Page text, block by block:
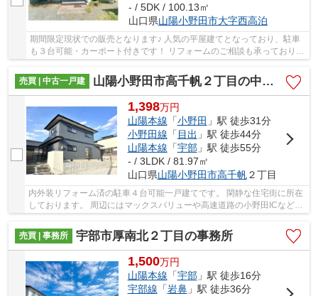
- / 5DK / 100.13㎡
山口県山陽小野田市大字西高泊
期間限定現状での販売となります♪ 人気の平屋建てとなっており、駐車
も３台可能・カーポート付きです！ リフォームのご相談も承っておりま
すので、お気軽にご相談ください。
売買 | 中古一戸建
山陽小野田市高千帆２丁目の中古一戸建
1,398万円
山陽本線 「小野田 」駅 徒歩31分
小野田線 「 目出 」駅 徒歩44分
山陽本線 「宇部」駅 徒歩55分
- / 3LDK / 81.97㎡
山口県山陽小野田市高千帆２丁目
内外装リフォーム済の駐車４台可能一戸建てです。 閑静な住宅街に所在
しております。 周辺にはマックスバリューや高速道路の小野田ICなどが
売買 | 事務所
宇部市厚南北２丁目の事務所
1,500万円
山陽本線 「宇部」駅 徒歩16分
宇部線 「岩鼻」駅 徒歩36分